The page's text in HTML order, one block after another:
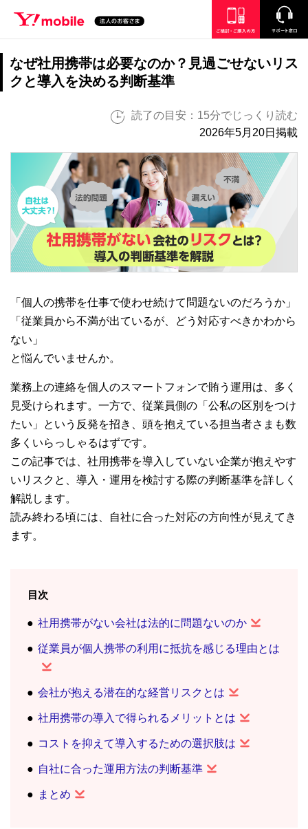
SEARCH
なぜ社用携帯は必要なのか？見過ごせないリス
クと導入を決める判断基準
読了の目安：15分でじっくり読む
2026年5月20日掲載
「個人の携帯を仕事で使わせ続けて問題ないのだろうか」
「従業員から不満が出ているが、どう対応すべきかわから
ない」
と悩んでいませんか。
業務上の連絡を個人のスマートフォンで賄う運用は、多く
見受けられます。一方で、従業員側の「公私の区別をつけ
たい」という反発を招き、頭を抱えている担当者さまも数
多くいらっしゃるはずです。
この記事では、社用携帯を導入していない企業が抱えやす
いリスクと、導入・運用を検討する際の判断基準を詳しく
解説します。
読み終わる頃には、自社に合った対応の方向性が見えてき
ます。
目次
社用携帯がない会社は法的に問題ないのか
従業員が個人携帯の利用に抵抗を感じる理由とは
会社が抱える潜在的な経営リスクとは
社用携帯の導入で得られるメリットとは
コストを抑えて導入するための選択肢は
自社に合った運用方法の判断基準
まとめ